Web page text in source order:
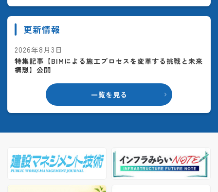
更新情報
一覧を見る
2026年8月3日
特集記事【BIMによる施工プロセスを変革する挑戦と未来
構想】公開